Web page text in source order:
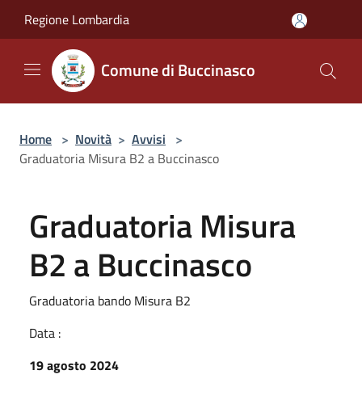
Regione Lombardia
Comune di Buccinasco
Home > Novità > Avvisi >
Graduatoria Misura B2 a Buccinasco
Graduatoria Misura
B2 a Buccinasco
Graduatoria bando Misura B2
Data :
19 agosto 2024